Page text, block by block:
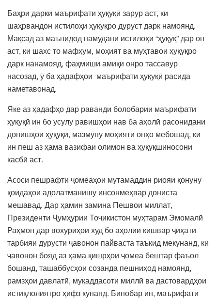
Баҳри дарки маърифати ҳуқуқӣ зарур аст, ки
шаҳрвандон истилоҳи ҳуқуқро дуруст дарк намоянд.
Мақсад аз маънидод намудани истилоҳи “ҳуқуқ” дар он
аст, ки шахс то мафҳум, моҳият ва муҳтавои ҳуқуқро
дарк нанамояд, фаҳмиши амиқи онро тассавур
насозад, ӯ ба ҳадафҳои маърифати ҳуқуқӣ расида
наметавонад.
Яке аз ҳадафҳо дар раванди болобарии маърифати
ҳуқуқӣ ин бо усулу равишҳои нав ба аҳолӣ расонидани
донишҳои ҳуқуқӣ, мазмуну моҳияти онҳо мебошад, ки
ин пеш аз ҳама вазифаи олимон ва ҳуқуқшиносони
касбӣ аст.
Асоси пешрафти ҷомеаҳои мутамаддин риояи қонуну
қоидаҳои адолатманишу инсонмеҳвар дониста
мешавад. Дар ҳамин замина Пешвои миллат,
Президенти Ҷумҳурии Тоҷикистон муҳтарам Эмомалӣ
Раҳмон дар вохӯриҳои худ бо аҳолии кишвар ҷиҳати
тарбияи дурусти ҷавонон пайваста таъкид мекунанд, ки
ҷавонон бояд аз ҳама қишрҳои ҷомеа бештар фаъол
бошанд, ташаббусҳои созанда пешниҳод намоянд,
рамзҳои давлатӣ, муқаддасоти миллӣ ва дастовардҳои
истиқлолиятро ҳифз кунанд. Бинобар ин, маърифати